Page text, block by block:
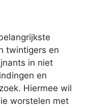
twintigers en
in niet
en
Hiermee wil
worstelen met